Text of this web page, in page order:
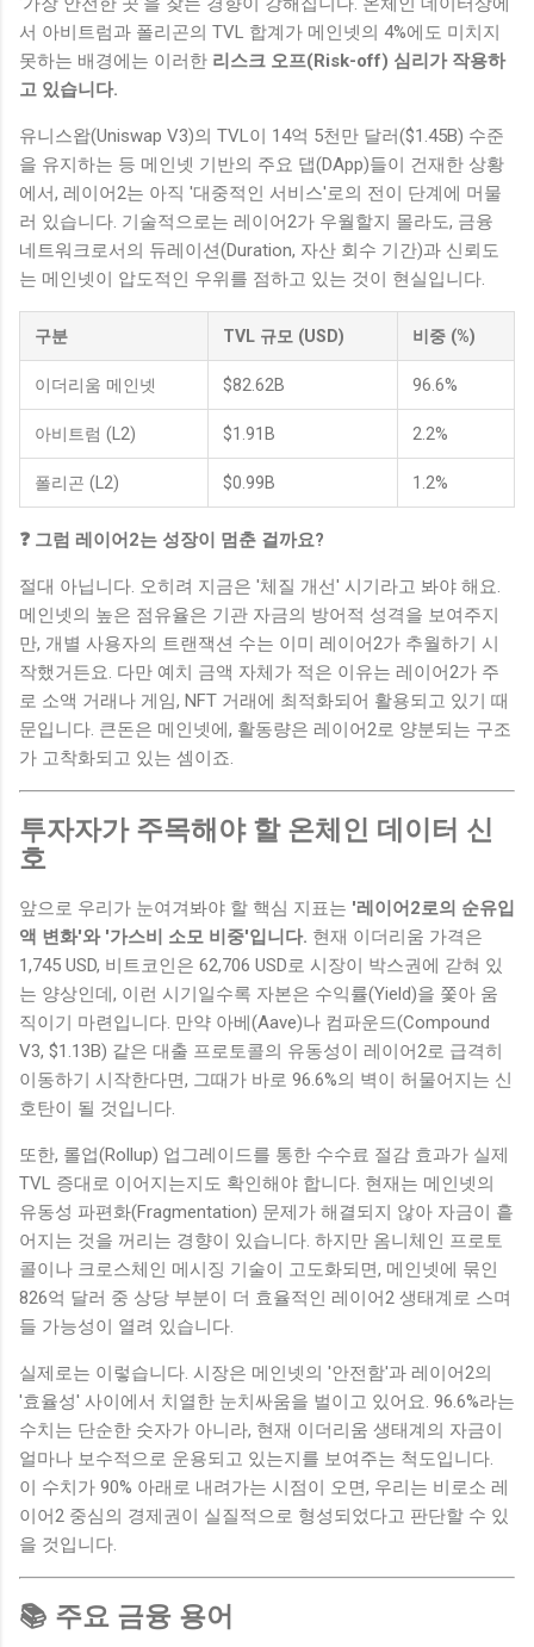
서 아비트럼과 폴리곤의 TVL 합계가 메인넷의 4%에도 미치지
못하는 배경에는 이러한 리스크 오프(Risk-off) 심리가 작용하
고 있습니다.
유니스왑(Uniswap V3)의 TVL이 14억 5천만 달러($1.45B) 수준
을 유지하는 등 메인넷 기반의 주요 댑(DApp)들이 건재한 상황
에서, 레이어2는 아직 '대중적인 서비스'로의 전이 단계에 머물
러 있습니다. 기술적으로는 레이어2가 우월할지 몰라도, 금융
네트워크로서의 듀레이션(Duration, 자산 회수 기간)과 신뢰도
는 메인넷이 압도적인 우위를 점하고 있는 것이 현실입니다.
구분 TVL 규모 (USD) 비중 (%)
이더리움 메인넷 $82.62B 96.6%
아비트럼 (L2) $1.91B 2.2%
폴리곤 (L2) $0.99B 1.2%
❓ 그럼 레이어2는 성장이 멈춘 걸까요?
절대 아닙니다. 오히려 지금은 '체질 개선' 시기라고 봐야 해요.
메인넷의 높은 점유율은 기관 자금의 방어적 성격을 보여주지
만, 개별 사용자의 트랜잭션 수는 이미 레이어2가 추월하기 시
작했거든요. 다만 예치 금액 자체가 적은 이유는 레이어2가 주
로 소액 거래나 게임, NFT 거래에 최적화되어 활용되고 있기 때
문입니다. 큰돈은 메인넷에, 활동량은 레이어2로 양분되는 구조
가 고착화되고 있는 셈이죠.
투자자가 주목해야 할 온체인 데이터 신
호
앞으로 우리가 눈여겨봐야 할 핵심 지표는 '레이어2로의 순유입
액 변화'와 '가스비 소모 비중'입니다. 현재 이더리움 가격은
1,745 USD, 비트코인은 62,706 USD로 시장이 박스권에 갇혀 있
는 양상인데, 이런 시기일수록 자본은 수익률(Yield)을 쫓아 움
직이기 마련입니다. 만약 아베(Aave)나 컴파운드(Compound
V3, $1.13B) 같은 대출 프로토콜의 유동성이 레이어2로 급격히
이동하기 시작한다면, 그때가 바로 96.6%의 벽이 허물어지는 신
호탄이 될 것입니다.
또한, 롤업(Rollup) 업그레이드를 통한 수수료 절감 효과가 실제
TVL 증대로 이어지는지도 확인해야 합니다. 현재는 메인넷의
유동성 파편화(Fragmentation) 문제가 해결되지 않아 자금이 흩
어지는 것을 꺼리는 경향이 있습니다. 하지만 옴니체인 프로토
콜이나 크로스체인 메시징 기술이 고도화되면, 메인넷에 묶인
826억 달러 중 상당 부분이 더 효율적인 레이어2 생태계로 스며
들 가능성이 열려 있습니다.
실제로는 이렇습니다. 시장은 메인넷의 '안전함'과 레이어2의
'효율성' 사이에서 치열한 눈치싸움을 벌이고 있어요. 96.6%라는
수치는 단순한 숫자가 아니라, 현재 이더리움 생태계의 자금이
얼마나 보수적으로 운용되고 있는지를 보여주는 척도입니다.
이 수치가 90% 아래로 내려가는 시점이 오면, 우리는 비로소 레
이어2 중심의 경제권이 실질적으로 형성되었다고 판단할 수 있
을 것입니다.
📚 주요 금융 용어